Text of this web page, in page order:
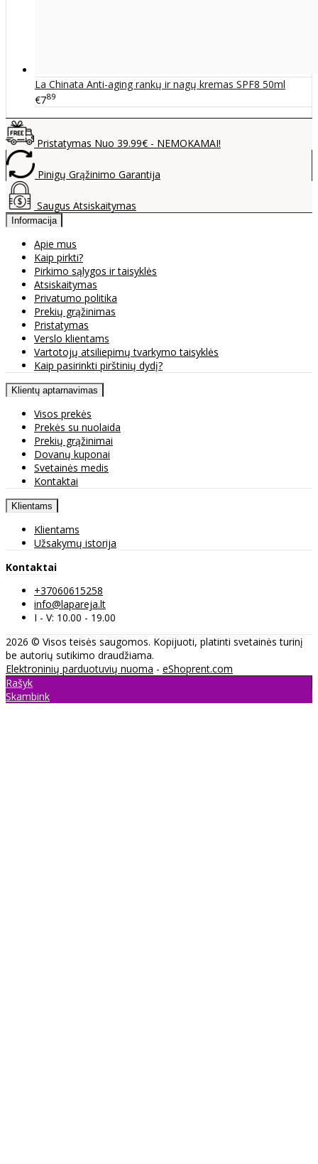
La Chinata Anti-aging rankų ir nagų kremas SPF8 50ml
€789
Pristatymas Nuo 39.99€ - NEMOKAMAI!
Pinigų Grąžinimo Garantija
Saugus Atsiskaitymas
Informacija
Apie mus
Kaip pirkti?
Pirkimo sąlygos ir taisyklės
Atsiskaitymas
Privatumo politika
Prekių grąžinimas
Pristatymas
Verslo klientams
Vartotojų atsiliepimų tvarkymo taisyklės
Kaip pasirinkti pirštinių dydį?
Klientų aptarnavimas
Visos prekės
Prekės su nuolaida
Prekių grąžinimai
Dovanų kuponai
Svetainės medis
Kontaktai
Klientams
Klientams
Užsakymų istorija
Kontaktai
+37060615258
info@lapareja.lt
I - V: 10.00 - 19.00
2026 © Visos teisės saugomos. Kopijuoti, platinti svetainės turinį
be autorių sutikimo draudžiama.
Elektroninių parduotuvių nuoma - eShoprent.com
Rašyk
Skambink